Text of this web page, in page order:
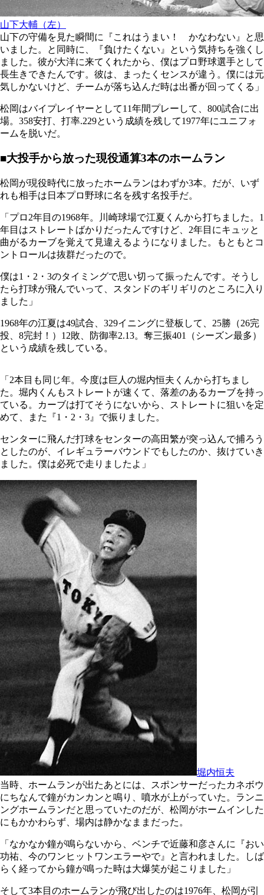
山下大輔（左）
山下の守備を見た瞬間に『これはうまい！ かなわない』と思
いました。と同時に、『負けたくない』という気持ちを強くし
ました。彼が大洋に来てくれたから、僕はプロ野球選手として
長生きできたんです。彼は、まったくセンスが違う。僕には元
気しかないけど、チームが落ち込んだ時は出番が回ってくる」
松岡はバイプレイヤーとして11年間プレーして、800試合に出
場。358安打、打率.229という成績を残して1977年にユニフォ
ームを脱いだ。
■大投手から放った現役通算3本のホームラン
松岡が現役時代に放ったホームランはわずか3本。だが、いず
れも相手は日本プロ野球に名を残す名投手だ。
「プロ2年目の1968年。川崎球場で江夏くんから打ちました。1
年目はストレートばかりだったんですけど、2年目にキュッと
曲がるカーブを覚えて見違えるようになりました。もともとコ
ントロールは抜群だったので。
僕は1・2・3のタイミングで思い切って振ったんです。そうし
たら打球が飛んでいって、スタンドのギリギリのところに入り
ました」
1968年の江夏は49試合、329イニングに登板して、25勝（26完
投、8完封！）12敗、防御率2.13。奪三振401（シーズン最多）
という成績を残している。
「2本目も同じ年。今度は巨人の堀内恒夫くんから打ちまし
た。堀内くんもストレートが速くて、落差のあるカーブを持っ
ている。カーブは打てそうにないから、ストレートに狙いを定
めて、また『1・2・3』で振りました。
センターに飛んだ打球をセンターの高田繁が突っ込んで捕ろう
としたのが、イレギュラーバウンドでもしたのか、抜けていき
ました。僕は必死で走りましたよ」
堀内恒夫
当時、ホームランが出たあとには、スポンサーだったカネボウ
にちなんで鐘がカンカンと鳴り、噴水が上がっていた。ランニ
ングホームランだと思っていたのだが、松岡がホームインした
にもかかわらず、場内は静かなままだった。
「なかなか鐘が鳴らないから、ベンチで近藤和彦さんに『おい
功祐、今のワンヒットワンエラーやで』と言われました。しば
らく経ってから鐘が鳴った時は大爆笑が起こりました」
そして3本目のホームランが飛び出したのは1976年、松岡が引